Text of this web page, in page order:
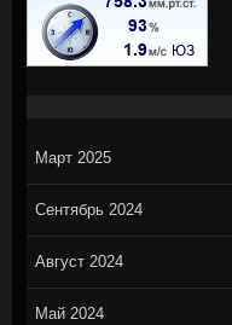
Март 2025
Сентябрь 2024
Август 2024
Май 2024